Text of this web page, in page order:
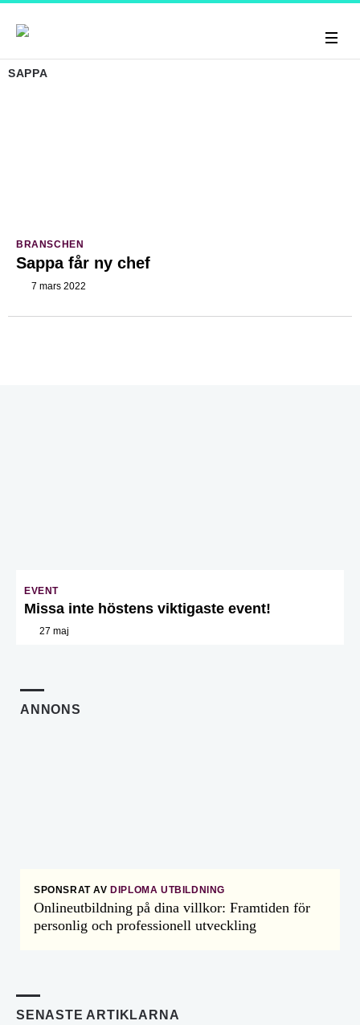
SAPPA
BRANSCHEN
Sappa får ny chef
7 mars 2022
EVENT
Missa inte höstens viktigaste event!
27 maj
ANNONS
SPONSRAT AV DIPLOMA UTBILDNING
Onlineutbildning på dina villkor: Framtiden för
personlig och professionell utveckling
SENASTE ARTIKLARNA